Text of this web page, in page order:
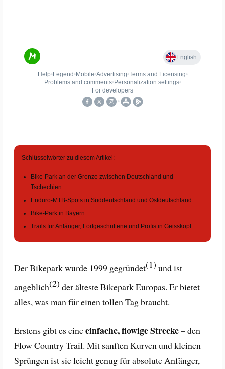
Schlüsselwörter zu diesem Artikel:
Bike-Park an der Grenze zwischen Deutschland und
Tschechien
Enduro-MTB-Spots in Süddeutschland und Ostdeutschland
Bike-Park in Bayern
Trails für Anfänger, Fortgeschrittene und Profis in Geisskopf
Der Bikepark wurde 1999 gegründet(1) und ist
angeblich(2) der älteste Bikepark Europas. Er bietet
alles, was man für einen tollen Tag braucht.
Erstens gibt es eineeinfache, flowige Strecke– den
Flow Country Trail. Mit sanften Kurven und kleinen
Sprüngen ist sie leicht genug für absolute Anfänger,